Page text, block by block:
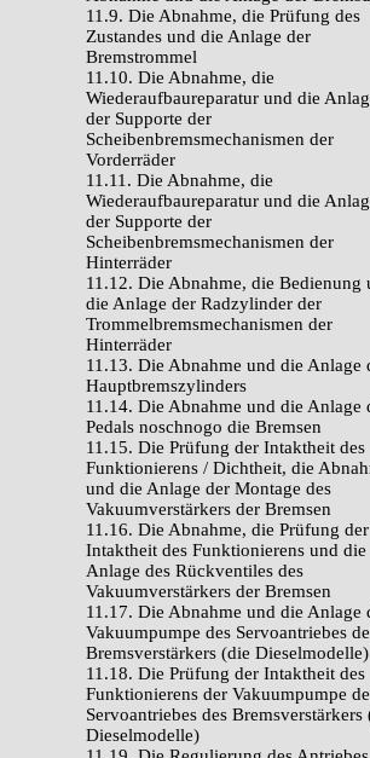
11.9. Die Abnahme, die Prüfung des
Zustandes und die Anlage der
Bremstrommel
11.10. Die Abnahme, die
Wiederaufbaureparatur und die
der Supporte der
Scheibenbremsmechanismen der
Vorderräder
11.11. Die Abnahme, die
Wiederaufbaureparatur und die
der Supporte der
Scheibenbremsmechanismen der
Hinterräder
11.12. Die Abnahme, die Bedienung
die Anlage der Radzylinder der
Trommelbremsmechanismen der
Hinterräder
11.13. Die Abnahme und die Anlage
Hauptbremszylinders
11.14. Die Abnahme und die Anlage
Pedals noschnogo die Bremsen
11.15. Die Prüfung der Intaktheit des
Funktionierens / Dichtheit, die
und die Anlage der Montage des
Vakuumverstärkers der Bremsen
11.16. Die Abnahme, die Prüfung der
Intaktheit des Funktionierens und die
Anlage des Rückventiles des
Vakuumverstärkers der Bremsen
11.17. Die Abnahme und die Anlage
Vakuumpumpe des Servoantriebes
Bremsverstärkers (die Dieselmodelle)
11.18. Die Prüfung der Intaktheit des
Funktionierens der Vakuumpumpe
Servoantriebes des Bremsverstärkers
Dieselmodelle)